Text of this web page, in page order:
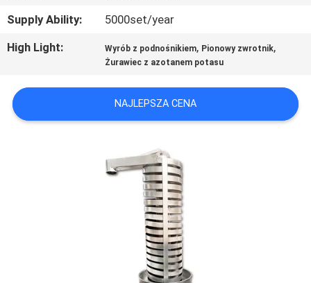
SIĘ
Z
POPROSIĆ
Supply Ability:
5000set/year
High Light:
Wyrób z podnośnikiem, Pionowy zwrotnik,
Żurawiec z azotanem potasu
NAJLEPSZA CENA